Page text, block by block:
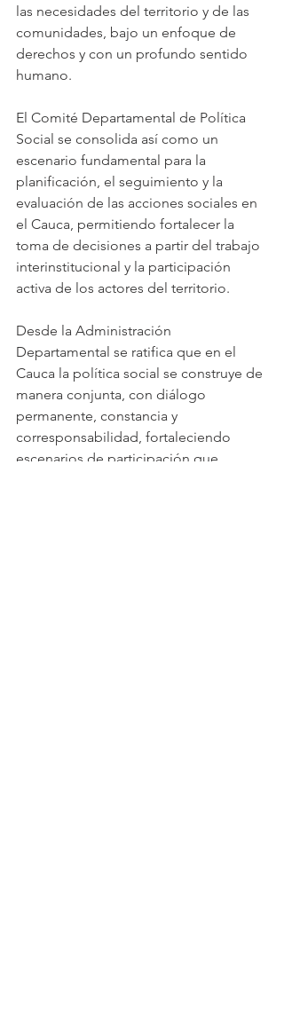
las necesidades del territorio y de las
comunidades, bajo un enfoque de
derechos y con un profundo sentido
humano.
El Comité Departamental de Política
Social se consolida así como un
escenario fundamental para la
planificación, el seguimiento y la
evaluación de las acciones sociales en
el Cauca, permitiendo fortalecer la
toma de decisiones a partir del trabajo
interinstitucional y la participación
activa de los actores del territorio.
Desde la Administración
Departamental se ratifica que en el
Cauca la política social se construye de
manera conjunta, con diálogo
permanente, constancia y
corresponsabilidad, fortaleciendo
escenarios de participación que